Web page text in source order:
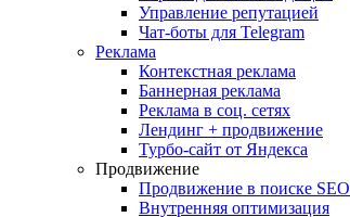
Управление репутацией
Чат-боты для Telegram
Реклама
Контекстная реклама
Баннерная реклама
Реклама в соц. сетях
Лендинг + продвижение
Турбо-сайт от Яндекса
Продвижение
Продвижение в поиске SEO
Внутренняя оптимизация